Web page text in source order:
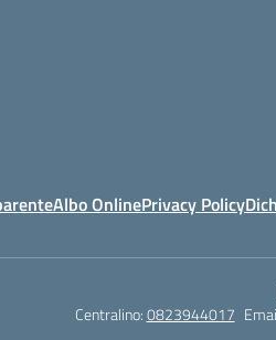
Albo OnlinePrivacy Policy
Centralino:0823944017